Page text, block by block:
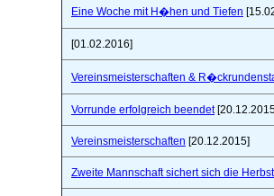
Eine Woche mit H�hen und Tiefen
[01.02.2016]
Vereinsmeisterschaften &
Vorrunde erfolgreich beendet
Vereinsmeisterschaften [20.12.2015]
Zweite Mannschaft sichert sich die